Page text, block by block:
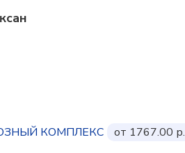
КОМПЛЕКС
от 1767.00 р.